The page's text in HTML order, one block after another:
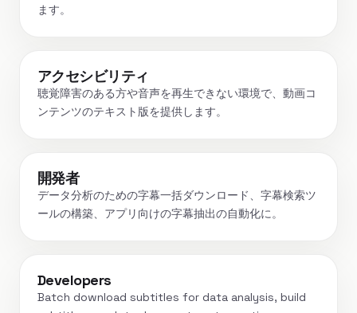
ます。
アクセシビリティ
聴覚障害のある方や音声を再生できない環境で、動画コ
ンテンツのテキスト版を提供します。
開発者
データ分析のための字幕一括ダウンロード、字幕検索ツ
ールの構築、アプリ向けの字幕抽出の自動化に。
Developers
Batch download subtitles for data analysis, build